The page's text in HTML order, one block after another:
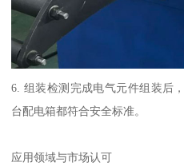
6. 组装检测完成电气元件组装后
台配电箱都符合安全标准。
应用领域与市场认可